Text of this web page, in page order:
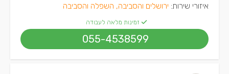
איזורי שירות: ירושלים והסביבה, השפלה והסביבה
זמינות מלאה לעבודה
055-4538599